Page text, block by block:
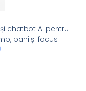
chatbot AI pentru
bani și focus.